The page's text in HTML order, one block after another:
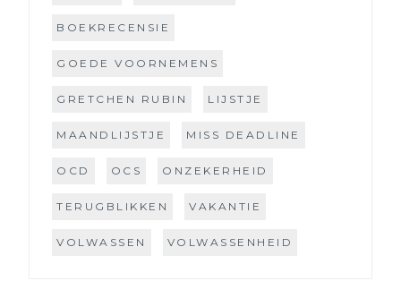
BOEKRECENSIE
GOEDE VOORNEMENS
GRETCHEN RUBIN LIJSTJE
MAANDLIJSTJE MISS DEADLINE
OCD OCS ONZEKERHEID
TERUGBLIKKEN VAKANTIE
VOLWASSEN VOLWASSENHEID